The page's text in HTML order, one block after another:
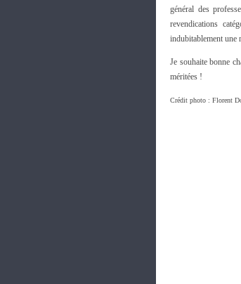
général des
revendications
indubitablement une
Je souhaite bonne
méritées !
Crédit photo : Florent